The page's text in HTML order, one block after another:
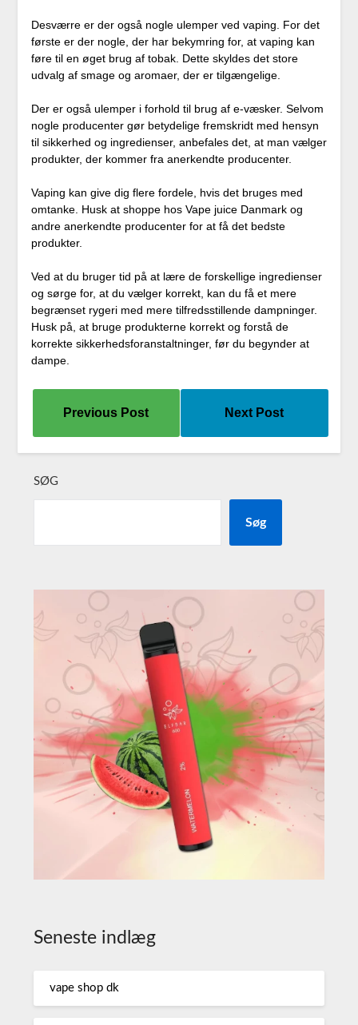
Desværre er der også nogle ulemper ved vaping. For det
første er der nogle, der har bekymring for, at vaping kan
føre til en øget brug af tobak. Dette skyldes det store
udvalg af smage og aromaer, der er tilgængelige.
Der er også ulemper i forhold til brug af e-væsker. Selvom
nogle producenter gør betydelige fremskridt med hensyn
til sikkerhed og ingredienser, anbefales det, at man vælger
produkter, der kommer fra anerkendte producenter.
Vaping kan give dig flere fordele, hvis det bruges med
omtanke. Husk at shoppe hos Vape juice Danmark og
andre anerkendte producenter for at få det bedste
produkter.
Ved at du bruger tid på at lære de forskellige ingredienser
og sørge for, at du vælger korrekt, kan du få et mere
begrænset rygeri med mere tilfredsstillende dampninger.
Husk på, at bruge produkterne korrekt og forstå de
korrekte sikkerhedsforanstaltninger, før du begynder at
dampe.
Previous Post Next Post
SØG
Søg
Seneste indlæg
vape shop dk